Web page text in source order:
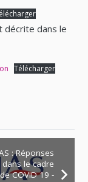
décrite dans le
Télécharger
: Réponses
dans le cadre
de COVID 19 -